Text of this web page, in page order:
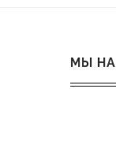
МЫ НА